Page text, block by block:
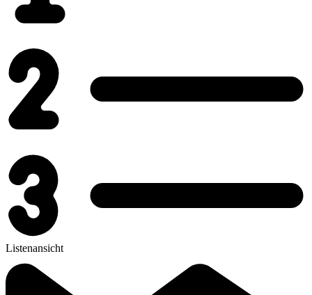
Listenansicht